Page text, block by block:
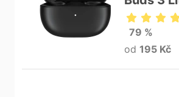
79 %
od 195 Kč